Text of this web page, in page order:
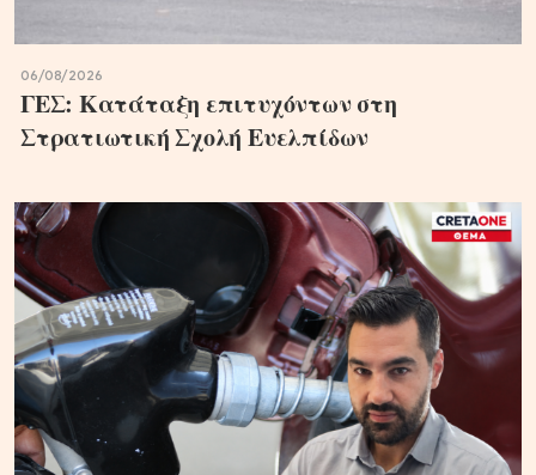
06/08/2026
ΓΕΣ: Κατάταξη επιτυχόντων στη
Στρατιωτική Σχολή Ευελπίδων